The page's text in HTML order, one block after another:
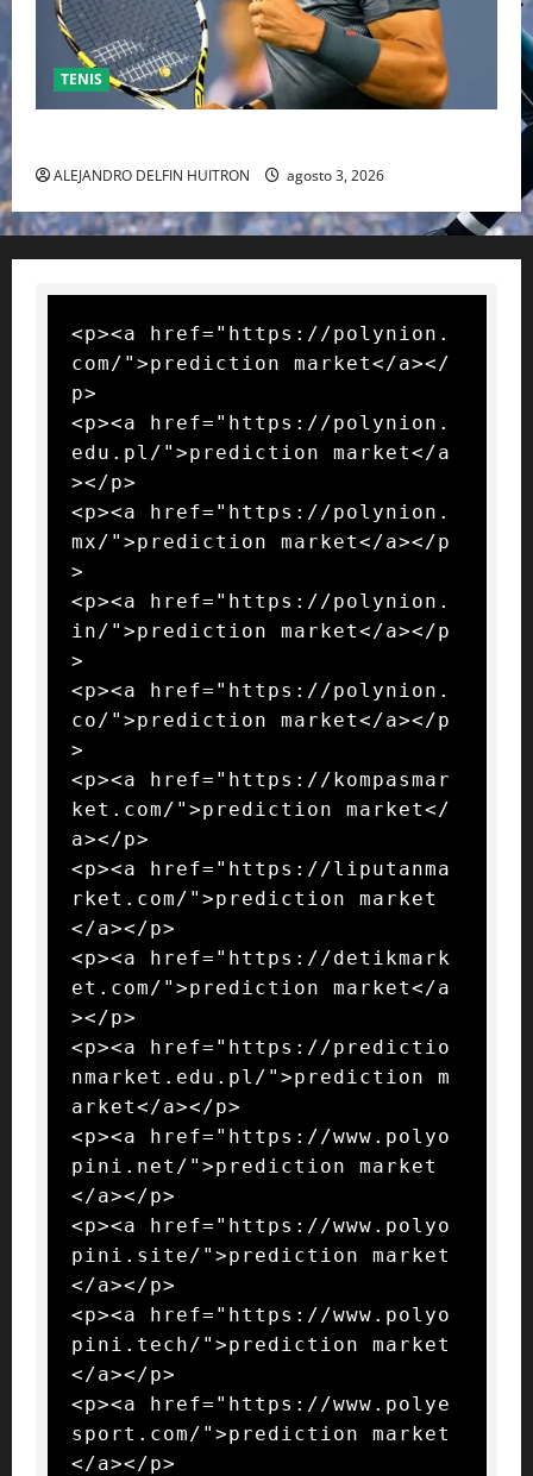
TENIS
ALEJANDRO DELFIN HUITRON agosto 3, 2026
<p><a href="https://polynion.
com/">prediction market</a></
p>
<p><a href="https://polynion.
edu.pl/">prediction market</a
></p>
<p><a href="https://polynion.
mx/">prediction market</a></p
>
<p><a href="https://polynion.
in/">prediction market</a></p
>
<p><a href="https://polynion.
co/">prediction market</a></p
>
<p><a href="https://kompasmar
ket.com/">prediction market</
a></p>
<p><a href="https://liputanma
rket.com/">prediction market
</a></p>
<p><a href="https://detikmark
et.com/">prediction market</a
></p>
<p><a href="https://predictio
nmarket.edu.pl/">prediction m
arket</a></p>
<p><a href="https://www.polyo
pini.net/">prediction market
</a></p>
<p><a href="https://www.polyo
pini.site/">prediction market
</a></p>
<p><a href="https://www.polyo
pini.tech/">prediction market
</a></p>
<p><a href="https://www.polye
sport.com/">prediction market
</a></p>